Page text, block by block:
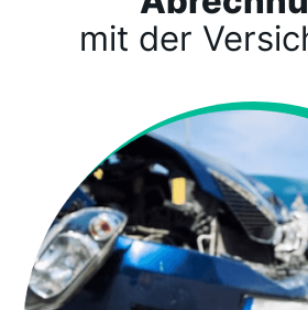
mit der